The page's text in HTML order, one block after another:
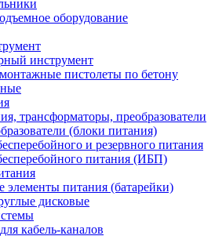
оборудование
инструмент
пистолеты по бетону
трансформаторы, преобразователи
(блоки питания)
и резервного питания
питания (ИБП)
элементы питания (батарейки)
дисковые
кабель-каналов